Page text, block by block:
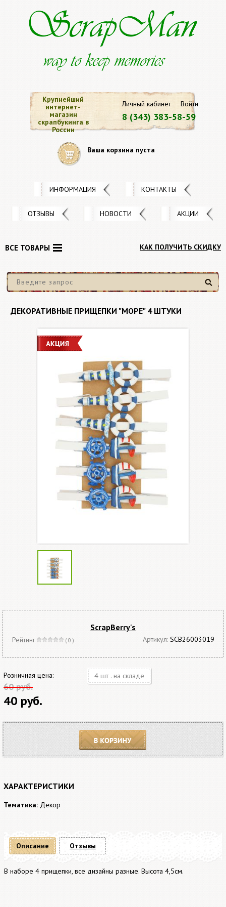
Личный кабинет Войти
8 (343) 383-58-59
Крупнейший
интернет-
магазин
скрапбукинга в
России
Ваша корзина пуста
ИНФОРМАЦИЯ КОНТАКТЫ
ОТЗЫВЫ НОВОСТИ АКЦИИ
КАК ПОЛУЧИТЬ СКИДКУ
Найти
ВСЕ ТОВАРЫ
ДЕКОРАТИВНЫЕ ПРИЩЕПКИ "МОРЕ" 4 ШТУКИ
ScrapBerry's
Рейтинг ( 0 ) Артикул: SCB26003019
Розничная цена:
60 руб.
40 руб.
4 шт . на складе
В корзину
ХАРАКТЕРИСТИКИ
Тематика: Декор
Описание
В наборе 4 прищепки, все дизайны разные. Высота 4,5см.
Отзывы